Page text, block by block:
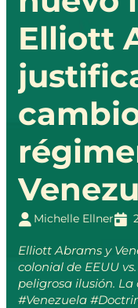
Elliott
Michelle Ellner
Elliott Abrams y
colonial de EEUU
peligrosa ilusión.
#Venezuela